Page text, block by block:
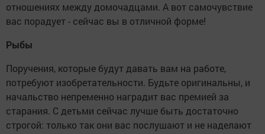
отношениях между домочадцами. А вот самочувствие
вас порадует - сейчас вы в отличной форме!
Рыбы
Поручения, которые будут давать вам на работе,
потребуют изобретательности. Будьте оригинальны, и
начальство непременно наградит вас премией за
старания. С детьми сейчас лучше быть достаточно
строгой: только так они вас послушают и не наделают